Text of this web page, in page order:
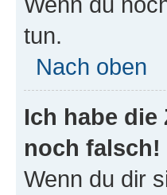
tun.
Nach oben
Ich habe
noch falsch!
Wenn du dir